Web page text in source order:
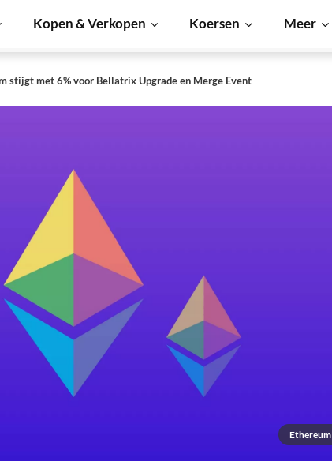
Kopen & Verkopen Koersen Meer
stijgt met 6% voor Bellatrix Upgrade en Merge Event
Ethereum